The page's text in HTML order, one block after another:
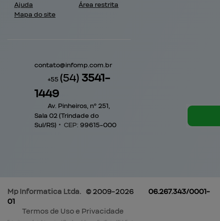
Ajuda
Mapa do site
Área restrita
contato@infomp.com.br
+55 (54)3541-
1449
Av. Pinheiros, nº 251,
Sala 02 (Trindade do
Sul/RS) • CEP: 99615-000
Mp Informatica Ltda. © 2009-2026
06.267.343/0001-
01
Termos de Uso e Privacidade